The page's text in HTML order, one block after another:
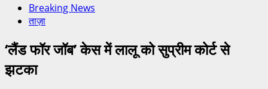
Breaking News
ताज़ा
‘लैंड फॉर जॉब’ केस में लालू को सुप्रीम कोर्ट से
झटका